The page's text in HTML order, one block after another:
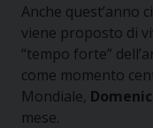
Anche quest’anno ci
viene proposto di
“tempo forte”
come momento
Mondiale,
mese.